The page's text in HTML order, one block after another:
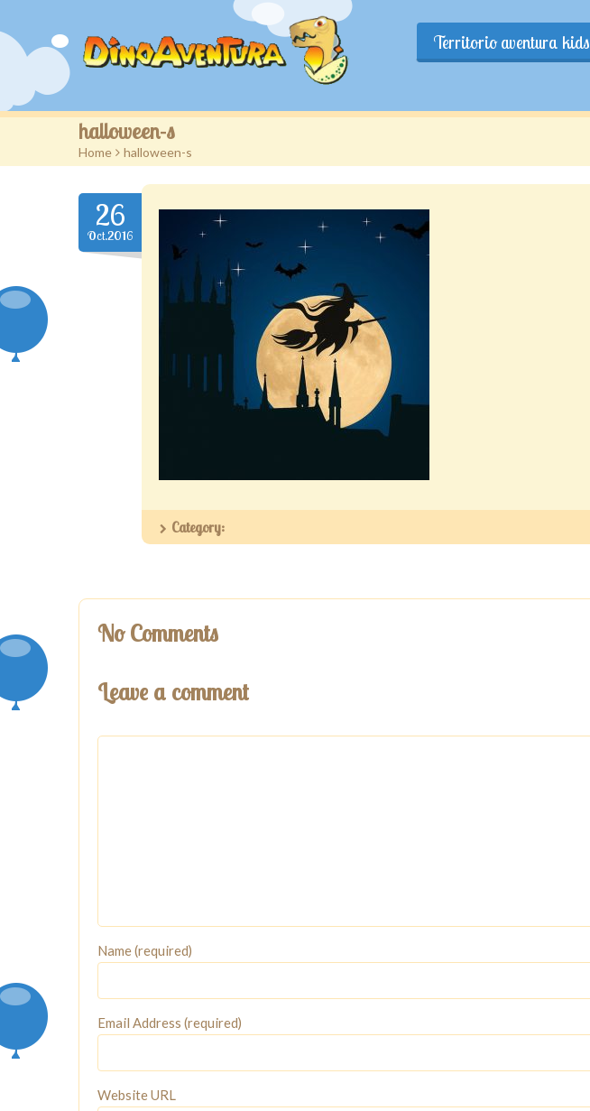
Territorio aventura kids
halloween-s
Home > halloween-s
26
Oct.2016
Category:
No Comments
Leave a comment
Name (required)
Email Address (required)
Website URL